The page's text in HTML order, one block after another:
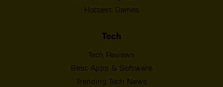
Hottest Games
Tech
Tech Reviews
Best Apps & Software
Trending Tech News